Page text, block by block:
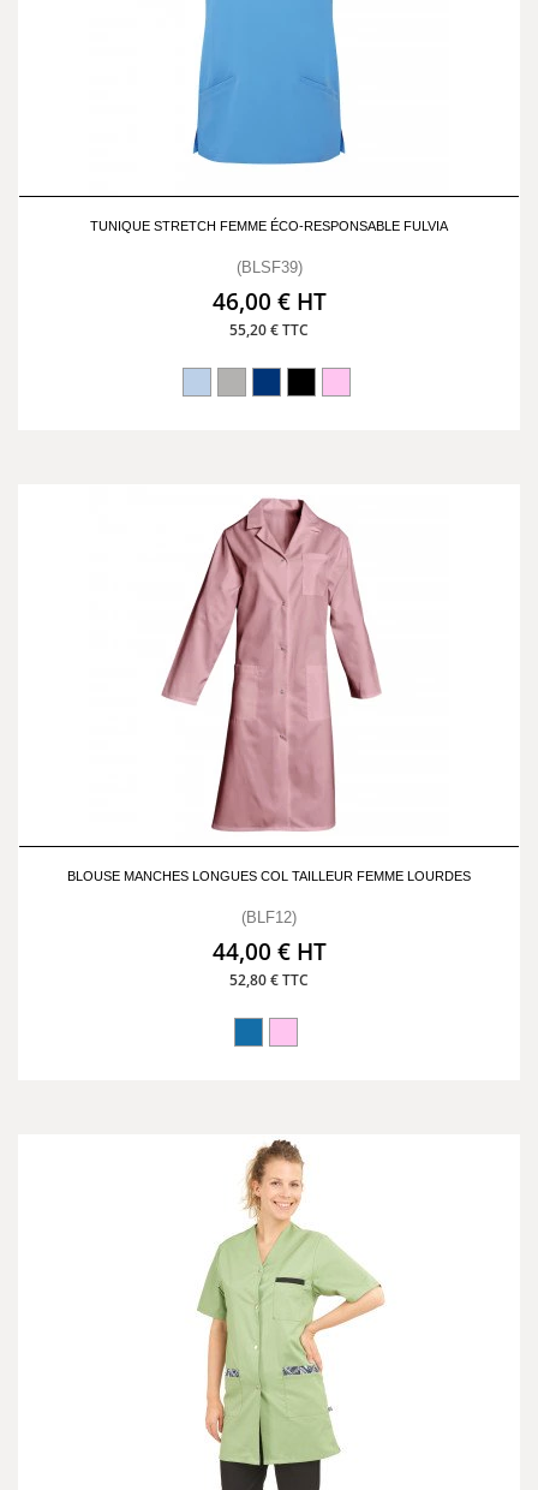
TUNIQUE STRETCH FEMME ÉCO-RESPONSABLE FULVIA
(BLSF39)
46,00 € HT
55,20 € TTC
BLOUSE MANCHES LONGUES COL TAILLEUR FEMME LOURDES
(BLF12)
44,00 € HT
52,80 € TTC